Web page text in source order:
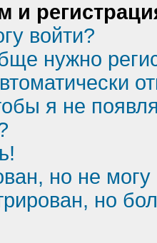
и
войти?
нужно
я не
но не могу
но